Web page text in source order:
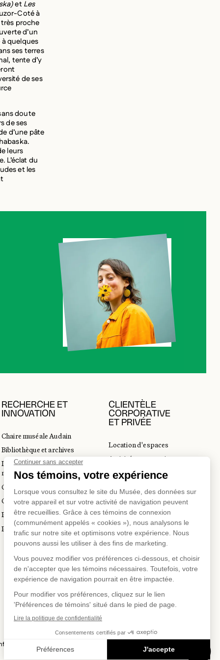
et Les
Coté à
proche
d’un
quelques
ses terres
tente d’y
de ses
doute
de ses
d’une pâte
leurs
L’éclat du
et les
RECHERCHE ET
INNOVATION
Chaire muséale Audain
Bibliothèque et archives
Incubateur d’innovations
muséales
Guide de numérisation 3D
Commandes d'images
Prix en art actuel
Prix Lynne-Cohen
CLIENTÈLE
CORPORATIVE
ET PRIVÉE
Location d'espaces
Activités corporatives
Location d'œuvres
du tourisme
SUR